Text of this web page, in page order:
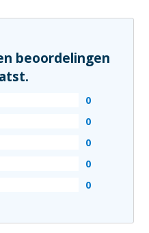
beoordelingen
0
0
0
0
0